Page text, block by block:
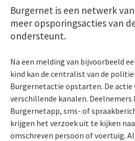
Burgernet is een netwerk
meer opsporingsacties van
ondersteunt.
Na een melding van bijvoorbeeld
kind kan de centralist van de
Burgernetactie opstarten. De actie
verschillende kanalen. Deelnemers
Burgernetapp, sms- of
krijgen het verzoek uit te kijken
omschreven persoon of voertuig.